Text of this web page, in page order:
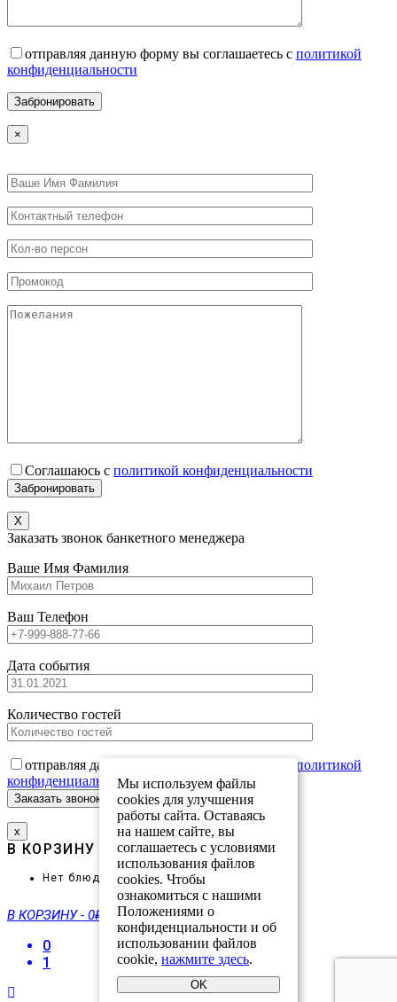
отправляя данную форму вы соглашаетесь с политикой
конфиденциальности
×
Соглашаюсь с политикой конфиденциальности
X
Заказать звонок банкетного менеджера
Ваше Имя Фамилия
Ваш Телефон
Дата события
Количество гостей
отправляя данную форму вы соглашаетесь с
политикой
конфиденциальности
х
В КОРЗИНУ ПРОМОКОД
Нет блюд в корзине.
В КОРЗИНУ - 0₽
0
1
Мы используем файлы
cookies для улучшения
работы сайта. Оставаясь
на нашем сайте, вы
соглашаетесь с условиями
использования файлов
cookies. Чтобы
ознакомиться с нашими
Положениями о
конфиденциальности и об
использовании файлов
cookie, нажмите здесь.
OK